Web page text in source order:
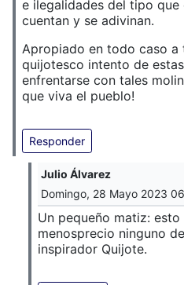
e ilegalidades del tipo que
cuentan y se adivinan.
Apropiado en todo caso a
quijotesco intento de
enfrentarse con tales
que viva el pueblo!
Responder
Julio Álvarez
Domingo, 28 Mayo 2023
Un pequeño matiz:
menosprecio ninguno
inspirador Quijote.